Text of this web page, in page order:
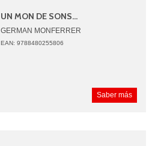
UN MON DE SONS...
GERMAN MONFERRER
JUAN ANGEL PICAZO
EAN: 9788480255806
Saber más